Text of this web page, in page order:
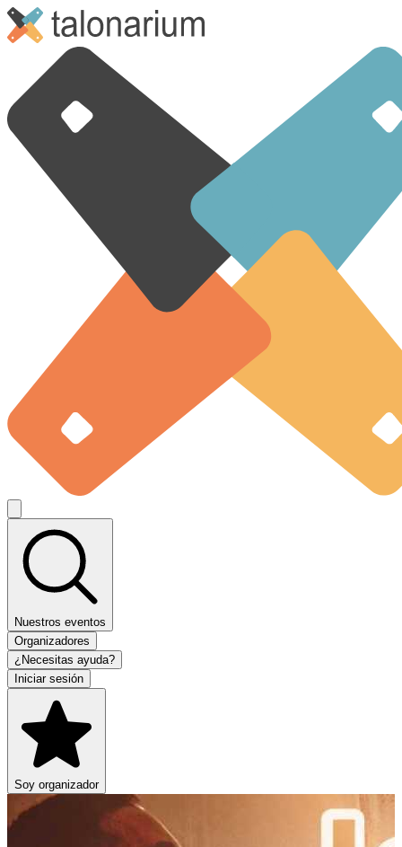
Nuestros eventos
Organizadores
¿Necesitas ayuda?
Iniciar sesión
Soy organizador